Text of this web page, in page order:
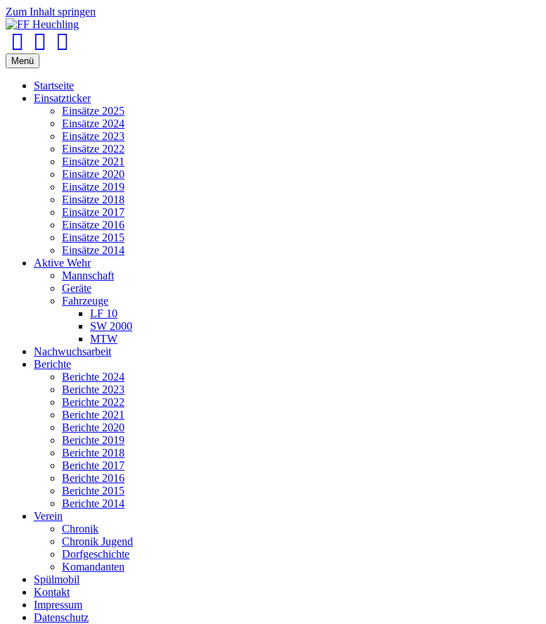
Zum Inhalt springen
Menü
Startseite
Einsatzticker
Einsätze 2025
Einsätze 2024
Einsätze 2023
Einsätze 2022
Einsätze 2021
Einsätze 2020
Einsätze 2019
Einsätze 2018
Einsätze 2017
Einsätze 2016
Einsätze 2015
Einsätze 2014
Aktive Wehr
Mannschaft
Geräte
Fahrzeuge
LF 10
SW 2000
MTW
Nachwuchsarbeit
Berichte
Berichte 2024
Berichte 2023
Berichte 2022
Berichte 2021
Berichte 2020
Berichte 2019
Berichte 2018
Berichte 2017
Berichte 2016
Berichte 2015
Berichte 2014
Verein
Chronik
Chronik Jugend
Dorfgeschichte
Komandanten
Spülmobil
Kontakt
Impressum
Datenschutz